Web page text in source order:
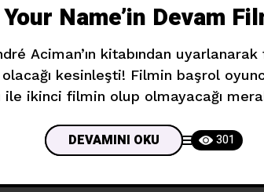
Name’in Devam
Aciman’ın kitabından
kesinleşti! Filmin başrol
ile ikinci filmin olup olmayacağı
En İyi Uyarlama Senaryo Oscarı ile
DEVAMINI OKU 301